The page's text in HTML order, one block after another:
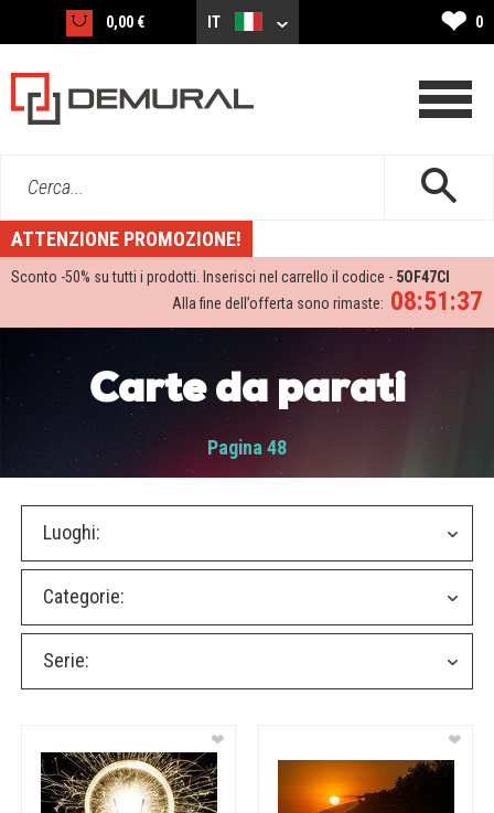
0,00 € IT ❤ 0
Cerca...
ATTENZIONE PROMOZIONE!
Sconto -50% su tutti i prodotti. Inserisci nel carrello il codice - 5OF47CI
08:51:36
Alla fine dell’offerta sono rimaste:
Carte da parati
Pagina 48
Luoghi:
Categorie:
Serie:
❤ ❤